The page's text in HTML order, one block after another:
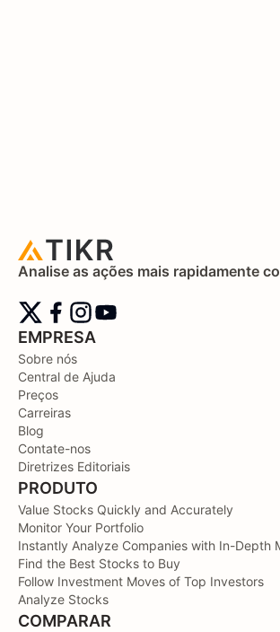
Analise as ações mais rapidamente
EMPRESA
Sobre nós
Central de Ajuda
Preços
Carreiras
Blog
Contate-nos
Diretrizes Editoriais
PRODUTO
Value Stocks Quickly and Accurately
Monitor Your Portfolio
Instantly Analyze Companies with In-Depth
Find the Best Stocks to Buy
Follow Investment Moves of Top Investors
Analyze Stocks
COMPARAR